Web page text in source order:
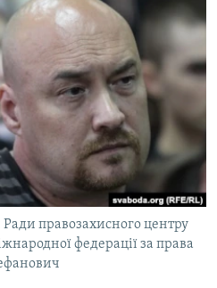
правозахисного центру
федерації за права